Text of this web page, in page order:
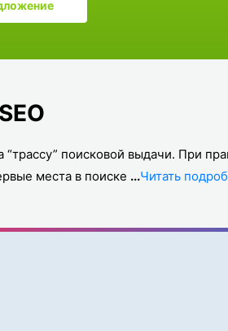
“трассу” поисковой выдачи. При
места в поиске ...Читать